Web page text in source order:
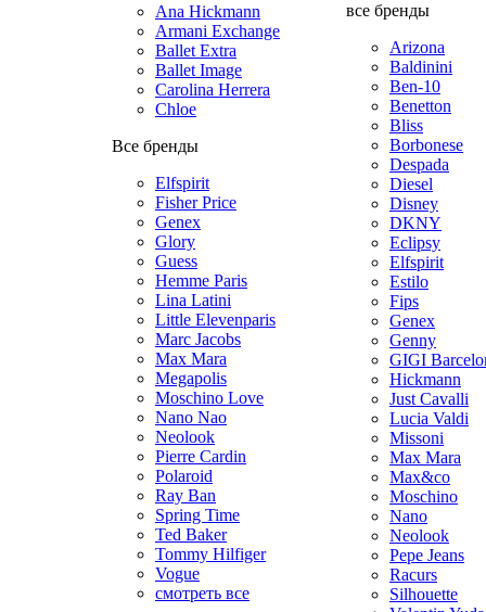
Ana Hickmann
Armani Exchange
Ballet Extra
Ballet Image
Carolina Herrera
Chloe
Все бренды
Elfspirit
Fisher Price
Genex
Glory
Guess
Hemme Paris
Lina Latini
Little Elevenparis
Marc Jacobs
Max Mara
Megapolis
Moschino Love
Nano Nao
Neolook
Pierre Cardin
Polaroid
Ray Ban
Spring Time
Ted Baker
Tommy Hilfiger
Vogue
смотреть все
все бренды
Arizona
Baldinini
Ben-10
Benetton
Bliss
Borbonese
Despada
Diesel
Disney
DKNY
Eclipsy
Elfspirit
Estilo
Fips
Genex
Genny
GIGI
Hickmann
Just Cavalli
Lucia Valdi
Missoni
Max Mara
Max&co
Moschino
Nano
Neolook
Pepe Jeans
Racurs
Silhouette